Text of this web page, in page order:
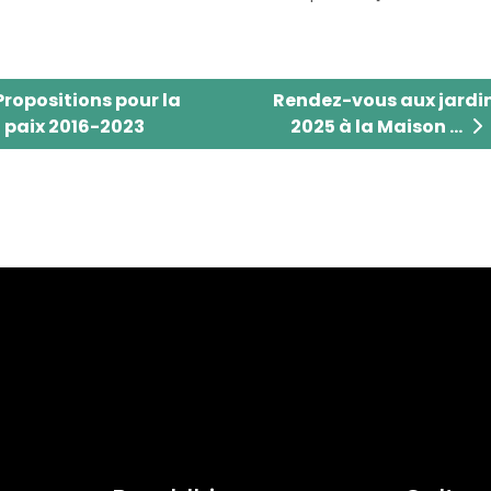
pour la paix 2016-2023
pour la
paix 2016-2023
Rendez-vous aux
Rendez-vous aux
2025 à la Maison ...